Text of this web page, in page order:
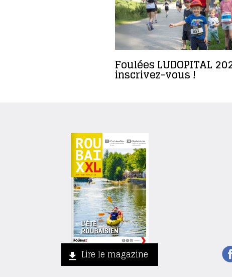
Foulées LUDOPITAL
inscrivez-vous !
Lire le magazine